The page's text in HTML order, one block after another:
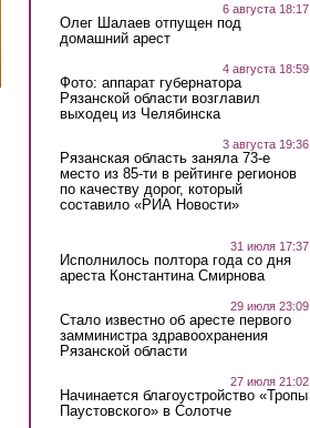
6 августа 18:17
Олег Шалаев отпущен под
домашний арест
4 августа 18:59
Фото: аппарат губернатора
Рязанской области возглавил
выходец из Челябинска
3 августа 19:36
Рязанская область заняла 73-е
место из 85-ти в рейтинге регионов
по качеству дорог, который
составило «РИА Новости»
31 июля 17:37
Исполнилось полтора года со дня
ареста Константина Смирнова
29 июля 23:09
Стало известно об аресте первого
замминистра здравоохранения
Рязанской области
27 июля 21:02
Начинается благоустройство «Тропы
Паустовского» в Солотче